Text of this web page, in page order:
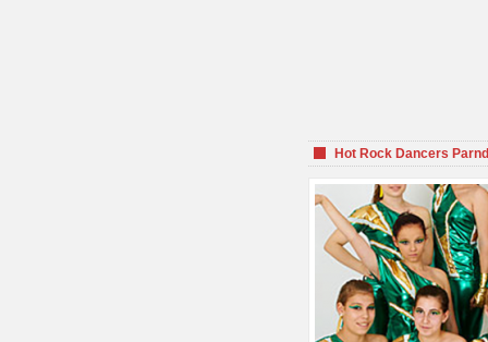
Hot Rock Dancers